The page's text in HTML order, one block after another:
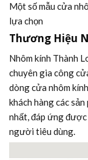
Một số mẫu cửa
lựa chọn
Thương Hiệu
Nhôm kính Thành
chuyên gia công
dòng cửa nhôm
khách hàng các
nhất, đáp ứng được
người tiêu dùng.